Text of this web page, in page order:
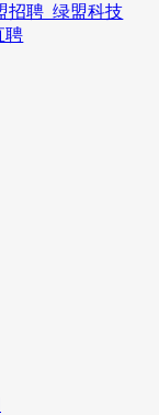
招聘_绿盟科技
聘